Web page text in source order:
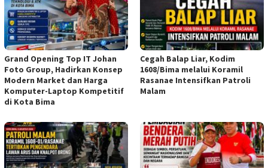
Grand Opening Top IT Johan
Foto Group, Hadirkan Konsep
Modern Market dan Harga
Komputer-Laptop Kompetitif
di Kota Bima
Cegah Balap Liar, Kodim
1608/Bima melalui Koramil
Rasanae Intensifkan Patroli
Malam